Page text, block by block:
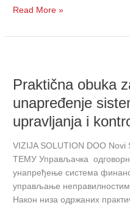
29.
u
Novom
Read More »
Praktična obuka
unapređenje
upravljanja i
VIZIJA SOLUTION DOO
ТЕМУ Управљачка
унапређење система
управљање
Након низа одржаних
za
uspostavljanje
i
unapređenje
finansijskog
upravljanja
i
kontrole